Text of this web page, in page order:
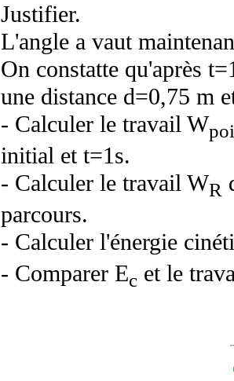
Justifier.
L'angle avaut
On constatte qu'après
une distance d=0,75 m
- Calculer le travail W
initial et t=1s.
- Calculer le travail WR
parcours.
- Calculer l'énergie
- Comparer Ec et le